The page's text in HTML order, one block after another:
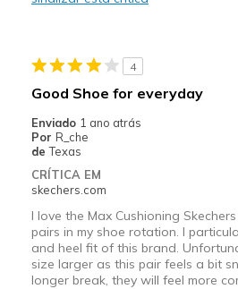
View On Shoes
Shoes are for
4
Good Shoe for everyday
Enviado 1 ano atrás
Por R_che
de Texas
CRÍTICA EM
skechers.com
I love the Max Cushioning
pairs in my shoe rotation. I
and heel fit of this brand.
size larger as this pair feels a bit
longer break, they will feel more